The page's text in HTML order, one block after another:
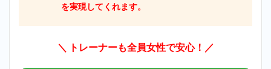
を実現してくれます。
＼ トレーナーも全員女性で安心！／